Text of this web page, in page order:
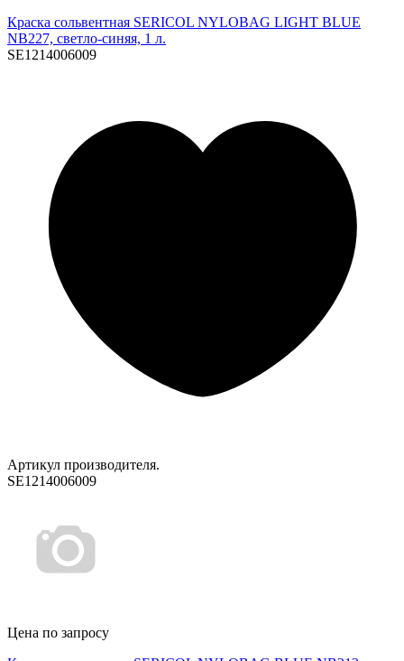
Краска сольвентная SERICOL NYLOBAG LIGHT BLUE
NB227, светло-синяя, 1 л.
SE1214006009
Артикул производителя.
SE1214006009
Цена по запросу